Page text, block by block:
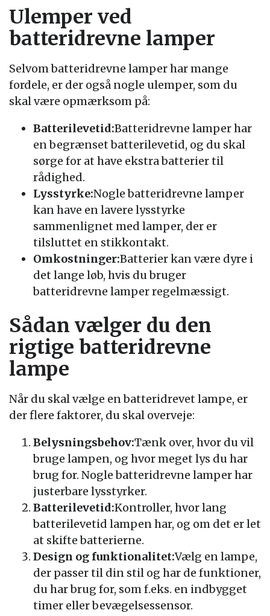
Ulemper ved
batteridrevne lamper
Selvom batteridrevne lamper har mange
fordele, er der også nogle ulemper, som du
skal være opmærksom på:
Batterilevetid:Batteridrevne lamper har
en begrænset batterilevetid, og du skal
sørge for at have ekstra batterier til
rådighed.
Lysstyrke:Nogle batteridrevne lamper
kan have en lavere lysstyrke
sammenlignet med lamper, der er
tilsluttet en stikkontakt.
Omkostninger:Batterier kan være dyre i
det lange løb, hvis du bruger
batteridrevne lamper regelmæssigt.
Sådan vælger du den
rigtige batteridrevne
lampe
Når du skal vælge en batteridrevet lampe, er
der flere faktorer, du skal overveje:
Belysningsbehov:Tænk over, hvor du vil
bruge lampen, og hvor meget lys du har
brug for. Nogle batteridrevne lamper har
justerbare lysstyrker.
Batterilevetid:Kontroller, hvor lang
batterilevetid lampen har, og om det er let
at skifte batterierne.
Design og funktionalitet:Vælg en lampe,
der passer til din stil og har de funktioner,
du har brug for, som f.eks. en indbygget
timer eller bevægelsessensor.